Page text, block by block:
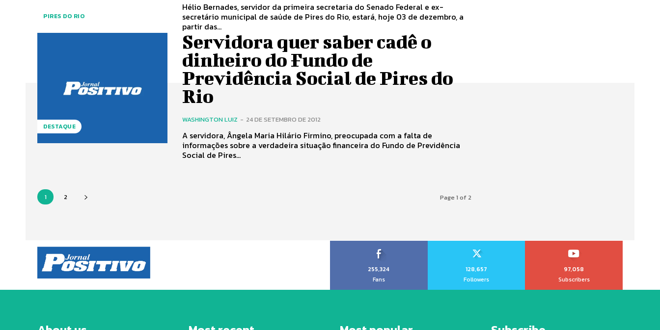
PIRES DO RIO
Hélio Bernades, servidor da primeira secretaria do Senado Federal e ex-
secretário municipal de saúde de Pires do Rio, estará, hoje 03 de dezembro, a
partir das...
DESTAQUE
Servidora quer saber cadê o
dinheiro do Fundo de
Previdência Social de Pires do
Rio
WASHINGTON LUIZ - 24 DE SETEMBRO DE 2012
A servidora, Ângela Maria Hilário Firmino, preocupada com a falta de
informações sobre a verdadeira situação financeira do Fundo de Previdência
Social de Pires...
1 2 Page 1 of 2
255,324
Fans
128,657
Followers
97,058
Subscribers